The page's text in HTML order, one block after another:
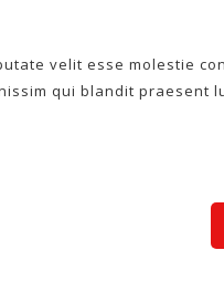
velit esse molestie
qui blandit praesent